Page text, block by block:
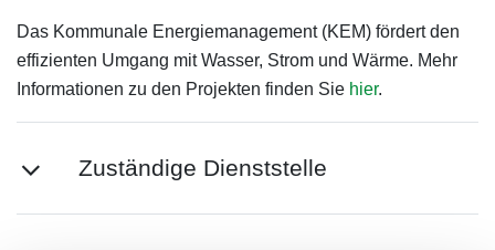
Das Kommunale Energiemanagement (KEM) fördert den
effizienten Umgang mit Wasser, Strom und Wärme. Mehr
Informationen zu den Projekten finden Sie hier.
Zuständige Dienststelle